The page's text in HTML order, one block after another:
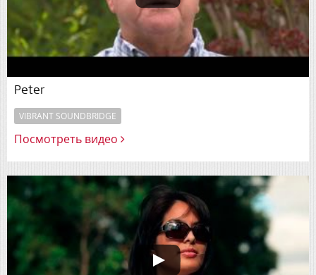
Peter
VIBRANT SOUNDBRIDGE
Посмотреть видео